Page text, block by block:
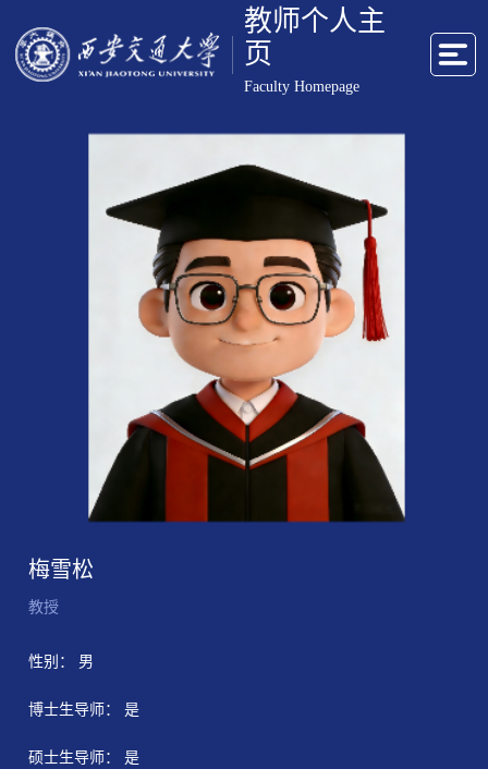
教师个人主
页
Faculty Homepage
梅雪松
教授
性别： 男
博士生导师： 是
硕士生导师： 是